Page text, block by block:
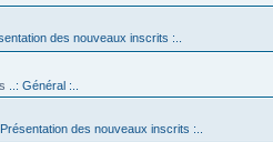
des nouveaux inscrits :..
..: Général :..
Présentation des nouveaux inscrits :..